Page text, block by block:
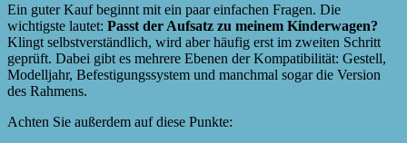
Ein guter Kauf beginnt mit ein paar einfachen Fragen. Die
wichtigste lautet: Passt der Aufsatz zu meinem Kinderwagen?
Klingt selbstverständlich, wird aber häufig erst im zweiten Schritt
geprüft. Dabei gibt es mehrere Ebenen der Kompatibilität: Gestell,
Modelljahr, Befestigungssystem und manchmal sogar die Version
des Rahmens.
Achten Sie außerdem auf diese Punkte: